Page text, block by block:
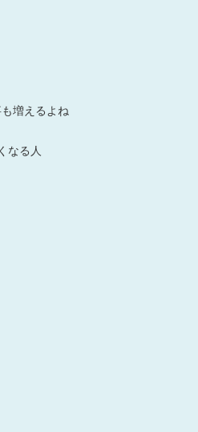
増えるよね
なる人